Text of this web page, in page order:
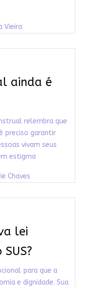
Vieira
ainda é
relembra que
preciso garantir
vivam seus
estigma
Chaves
lei
para que a
e dignidade. Sua